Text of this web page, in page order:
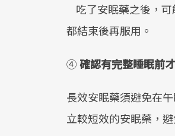
吃了安眠藥之後，
都結束後再服用。
④確認有完整睡眠前
長效安眠藥須避免在
立較短效的安眠藥，